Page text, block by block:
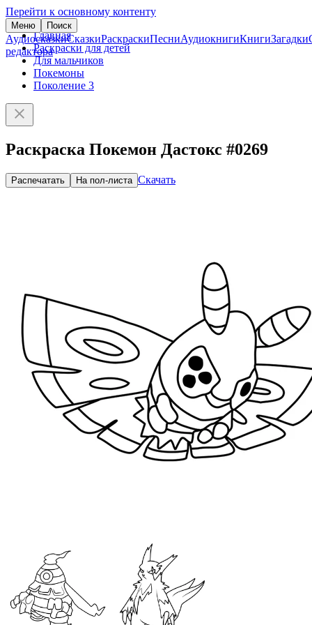
Перейти к основному контенту
Меню Поиск
АудиосказкиСказкиРаскраскиПесниАудиокнигиКнигиЗагадки
редактора
Главная
Раскраски для детей
Для мальчиков
Покемоны
Поколение 3
Раскраска Покемон Дастокс #0269
Распечатать На пол-листа Скачать